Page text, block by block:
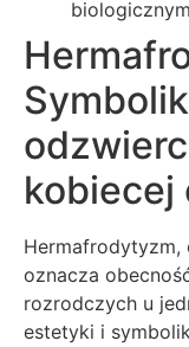
kobiecej
Hermafrodytyzm,
oznacza
rozrodczych u
estetyki i